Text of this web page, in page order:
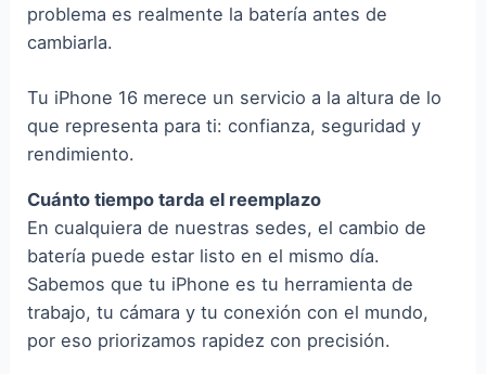
problema es realmente la batería antes de
cambiarla.
Tu iPhone 16 merece un servicio a la altura de lo
que representa para ti: confianza, seguridad y
rendimiento.
Cuánto tiempo tarda el reemplazo
En cualquiera de nuestras sedes, el cambio de
batería puede estar listo en el mismo día.
Sabemos que tu iPhone es tu herramienta de
trabajo, tu cámara y tu conexión con el mundo,
por eso priorizamos rapidez con precisión.